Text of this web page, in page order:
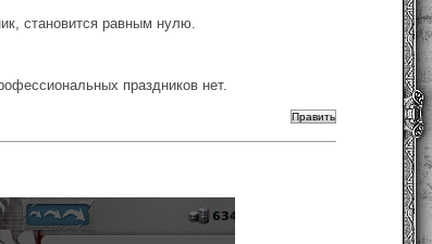
становится равным нулю.
праздников нет.